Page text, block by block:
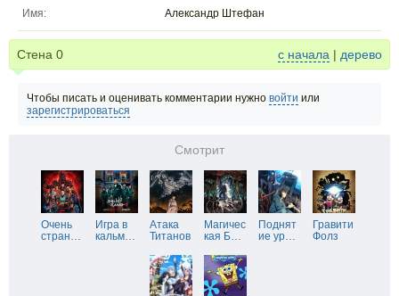
Имя: Александр Штефан
Стена 0 с начала | дерево
Чтобы писать и оценивать комментарии нужно войти или
зарегистрироваться
Смотрит
Очень
стран…
Игра в
кальм…
Атака
Титанов
Магичес
кая Б…
Поднят
ие ур…
Гравити
Фолз